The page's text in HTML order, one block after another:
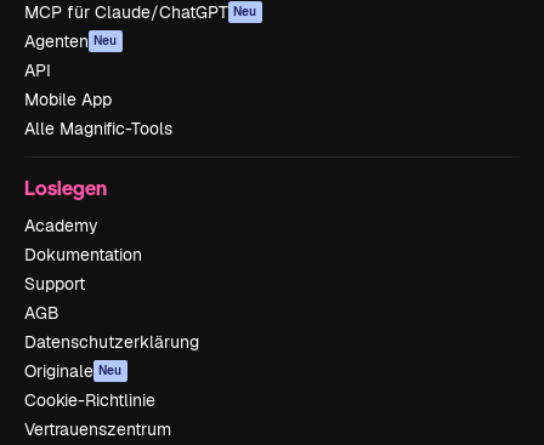
MCP für Claude/ChatGPT Neu
Agenten Neu
API
Mobile App
Alle Magnific-Tools
Loslegen
Academy
Dokumentation
Support
AGB
Datenschutzerklärung
Originale Neu
Cookie-Richtlinie
Vertrauenszentrum